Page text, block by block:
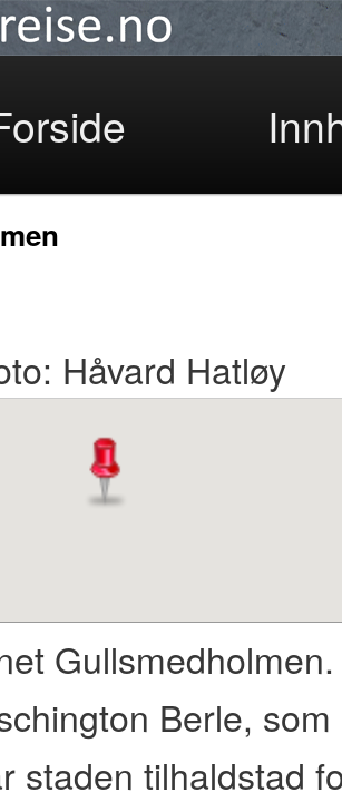
Håvard Hatløy
Berle,
staden tilhaldstad